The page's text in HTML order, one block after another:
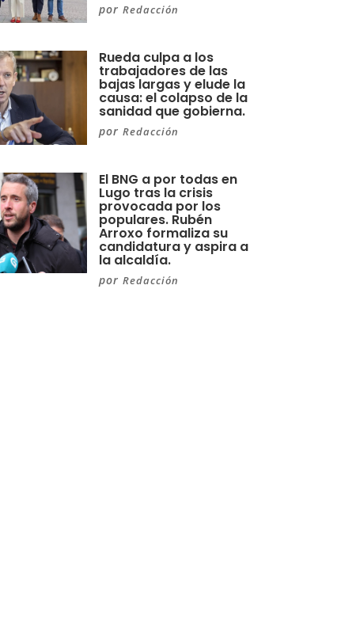
porRedacción
Rueda culpa a los
trabajadores de las
bajas largas y elude la
causa: el colapso de la
sanidad que gobierna.
porRedacción
El BNG a por todas en
Lugo tras la crisis
provocada por los
populares. Rubén
Arroxo formaliza su
candidatura y aspira a
la alcaldía.
porRedacción